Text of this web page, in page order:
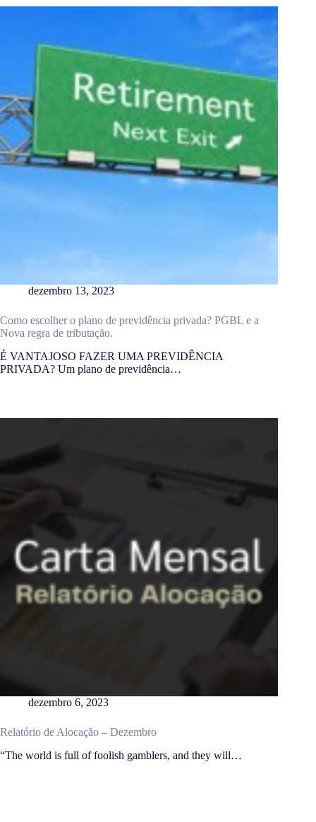
dezembro 13, 2023
Como escolher o plano de previdência privada? PGBL e a
Nova regra de tributação.
É VANTAJOSO FAZER UMA PREVIDÊNCIA
PRIVADA? Um plano de previdência…
dezembro 6, 2023
Relatório de Alocação – Dezembro
“The world is full of foolish gamblers, and they will…